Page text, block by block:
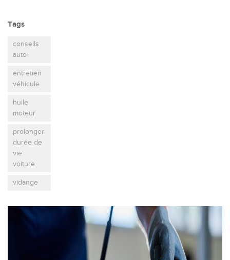
Tags
conseils
auto
entretien
véhicule
huile
moteur
prolonger
durée de
vie
voiture
vidange